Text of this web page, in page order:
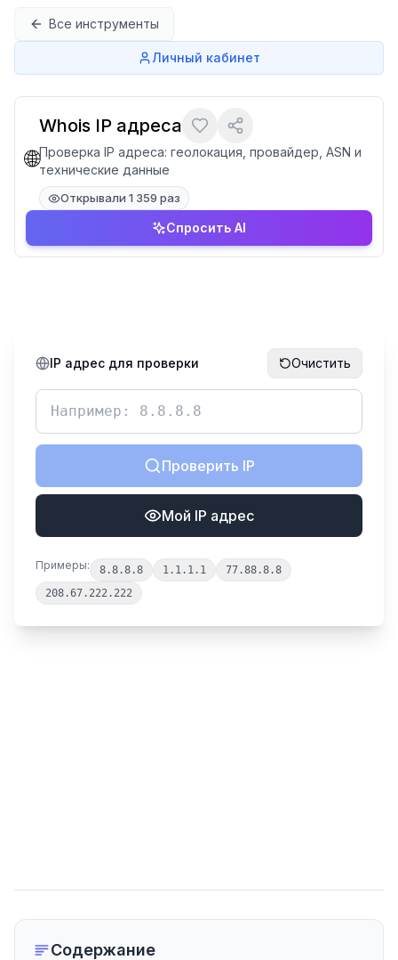
Все инструменты
Личный кабинет
🌐
Whois IP адреса
Проверка IP адреса: геолокация, провайдер, ASN и
технические данные
Открывали 1 359 раз
Спросить AI
IP адрес для проверки Очистить
Проверить IP
Мой IP адрес
Примеры: 8.8.8.8 1.1.1.1
77.88.8.8
208.67.222.222
Содержание